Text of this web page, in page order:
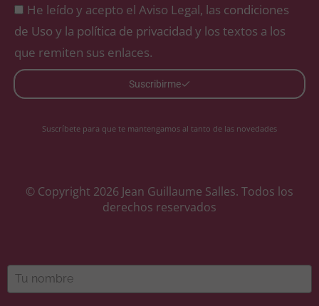
He leído y acepto el Aviso Legal, las condiciones
de Uso y la política de privacidad y los textos a los
que remiten sus enlaces.
Suscribirme
Suscríbete para que te mantengamos al tanto de las novedades
© Copyright 2026 Jean Guillaume Salles. Todos los
derechos reservados